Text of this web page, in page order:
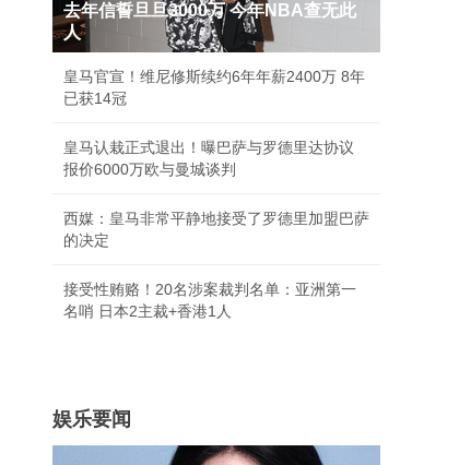
去年信誓旦旦3000万 今年NBA查无此
人
皇马官宣！维尼修斯续约6年年薪2400万 8年
已获14冠
皇马认栽正式退出！曝巴萨与罗德里达协议
报价6000万欧与曼城谈判
西媒：皇马非常平静地接受了罗德里加盟巴萨
的决定
接受性贿赂！20名涉案裁判名单：亚洲第一
名哨 日本2主裁+香港1人
娱乐要闻